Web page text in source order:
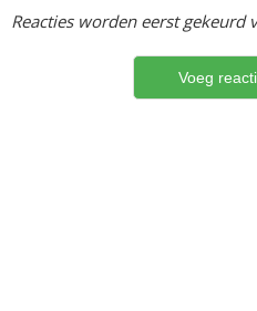
Reacties worden eerst gekeurd